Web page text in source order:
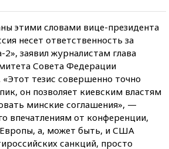
этими словами вице-президента
несет ответственность за
заявил журналистам глава
Совета Федерации
«Этот тезис совершенно точно
он позволяет киевским властям
минские соглашения», —
впечатлениям от конференции,
а, может быть, и США
санкций, просто